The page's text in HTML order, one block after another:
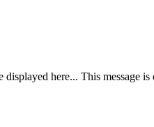
here... This message